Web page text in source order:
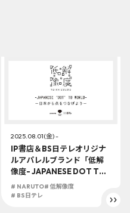
2025.08.01(金) -
IP書店＆BS日テレオリジナ
ルアパレルブランド「低解
像度- JAPANESE DOT TO
WORLD -」から「NARUT
O -ナルト- 疾風伝」のアイ
# NARUTO# 低解像度
# BS日テレ